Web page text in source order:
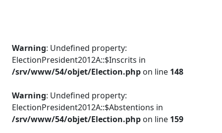
Warning: Undefined property:
ElectionPresident2012A::$Inscrits in
/srv/www/54/objet/Election.php on line 148
Warning: Undefined property:
ElectionPresident2012A::$Abstentions in
/srv/www/54/objet/Election.php on line 159